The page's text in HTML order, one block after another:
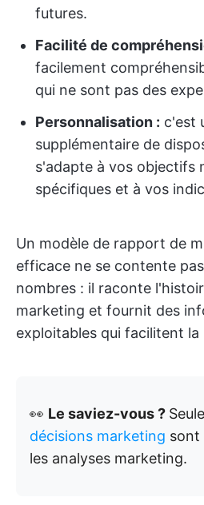
futures.
Facilité de
facilement
qui ne sont pas des
Personnalisation : c'est
supplémentaire de
s'adapte à vos objectifs
spécifiques et à vos
Un modèle de rapport de
efficace ne se contente
nombres : il raconte
marketing et fournit des
exploitables qui facilitent la
👀 Le saviez-vous ?
décisions marketing sont
les analyses marketing.